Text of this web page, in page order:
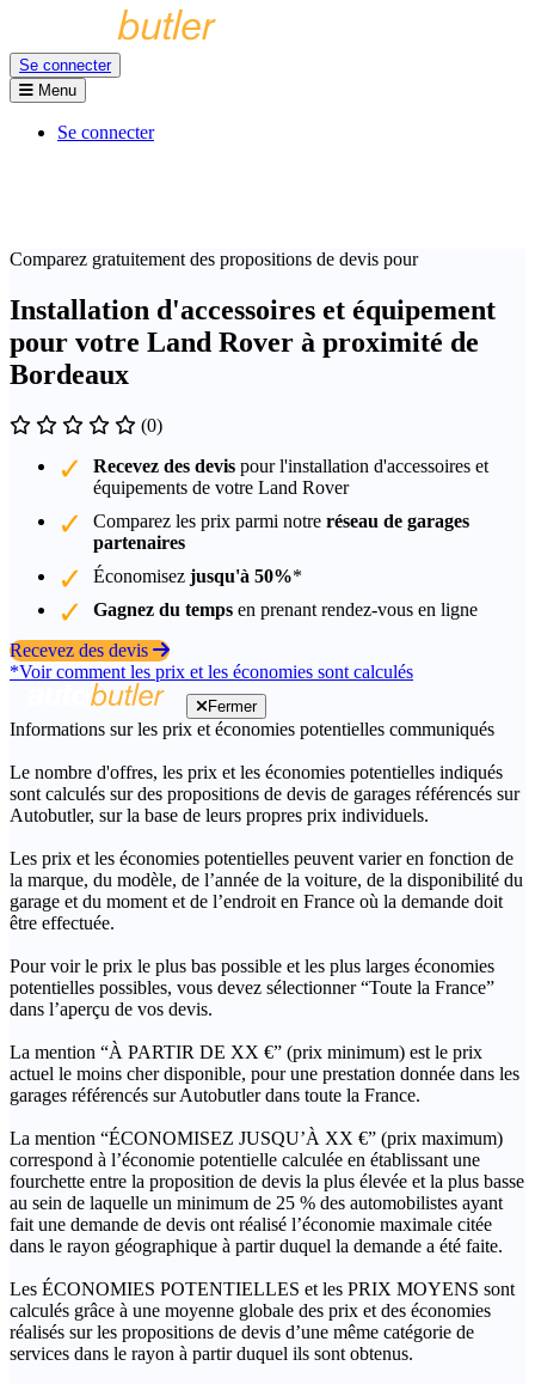
Se connecter
Menu
Se connecter
Comparez gratuitement des propositions de devis pour
Installation d'accessoires et équipement
pour votre Land Rover à proximité de
Bordeaux
(0)
Recevez des devis pour l'installation d'accessoires et
équipements de votre Land Rover
Comparez les prix parmi notre réseau de garages
partenaires
Économisez jusqu'à 50%*
Gagnez du temps en prenant rendez-vous en ligne
Recevez des devis
*Voir comment les prix et les économies sont calculés
Fermer
Informations sur les prix et économies potentielles communiqués
Le nombre d'offres, les prix et les économies potentielles indiqués
sont calculés sur des propositions de devis de garages référencés sur
Autobutler, sur la base de leurs propres prix individuels.
Les prix et les économies potentielles peuvent varier en fonction de
la marque, du modèle, de l’année de la voiture, de la disponibilité du
garage et du moment et de l’endroit en France où la demande doit
être effectuée.
Pour voir le prix le plus bas possible et les plus larges économies
potentielles possibles, vous devez sélectionner “Toute la France”
dans l’aperçu de vos devis.
La mention “À PARTIR DE XX €” (prix minimum) est le prix
actuel le moins cher disponible, pour une prestation donnée dans les
garages référencés sur Autobutler dans toute la France.
La mention “ÉCONOMISEZ JUSQU’À XX €” (prix maximum)
correspond à l’économie potentielle calculée en établissant une
fourchette entre la proposition de devis la plus élevée et la plus basse
au sein de laquelle un minimum de 25 % des automobilistes ayant
fait une demande de devis ont réalisé l’économie maximale citée
dans le rayon géographique à partir duquel la demande a été faite.
Les ÉCONOMIES POTENTIELLES et les PRIX MOYENS sont
calculés grâce à une moyenne globale des prix et des économies
réalisés sur les propositions de devis d’une même catégorie de
services dans le rayon à partir duquel ils sont obtenus.